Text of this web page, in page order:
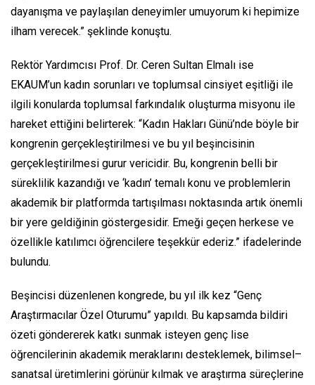
dayanışma ve paylaşılan deneyimler umuyorum ki hepimize
ilham verecek.” şeklinde konuştu.
Rektör Yardımcısı Prof. Dr. Ceren Sultan Elmalı ise
EKAUM’un kadın sorunları ve toplumsal cinsiyet eşitliği ile
ilgili konularda toplumsal farkındalık oluşturma misyonu ile
hareket ettiğini belirterek: “Kadın Hakları Günü’nde böyle bir
kongrenin gerçekleştirilmesi ve bu yıl beşincisinin
gerçekleştirilmesi gurur vericidir. Bu, kongrenin belli bir
süreklilik kazandığı ve ‘kadın’ temalı konu ve problemlerin
akademik bir platformda tartışılması noktasında artık önemli
bir yere geldiğinin göstergesidir. Emeği geçen herkese ve
özellikle katılımcı öğrencilere teşekkür ederiz.” ifadelerinde
bulundu.
Beşincisi düzenlenen kongrede, bu yıl ilk kez “Genç
Araştırmacılar Özel Oturumu” yapıldı. Bu kapsamda bildiri
özeti göndererek katkı sunmak isteyen genç lise
öğrencilerinin akademik meraklarını desteklemek, bilimsel–
sanatsal üretimlerini görünür kılmak ve araştırma süreçlerine